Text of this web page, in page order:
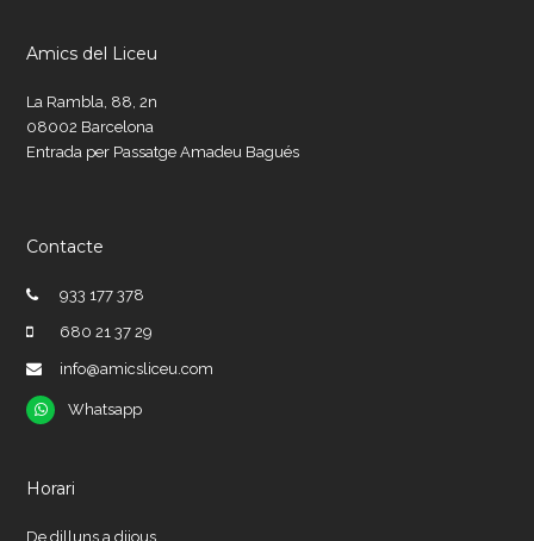
Amics del Liceu
La Rambla, 88, 2n
08002 Barcelona
Entrada per Passatge Amadeu Bagués
Contacte
933 177 378
680 21 37 29
info@amicsliceu.com
Whatsapp
Whatsapp
Horari
De dilluns a dijous